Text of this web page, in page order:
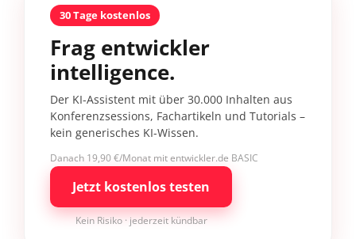
30 Tage kostenlos
Frag entwickler
intelligence.
Der KI-Assistent mit über 30.000 Inhalten aus
Konferenzsessions, Fachartikeln und Tutorials –
kein generisches KI-Wissen.
Danach 19,90 €/Monat mit entwickler.de BASIC
Jetzt kostenlos testen
Kein Risiko · jederzeit kündbar